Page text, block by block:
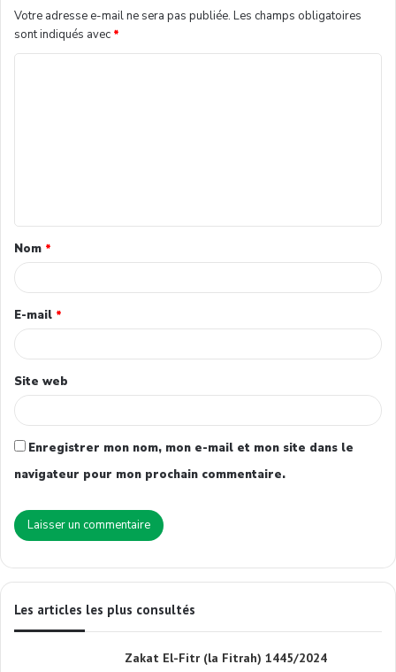
Votre adresse e-mail ne sera pas publiée. Les champs obligatoires
sont indiqués avec *
Nom *
E-mail *
Site web
Enregistrer mon nom, mon e-mail et mon site dans le
navigateur pour mon prochain commentaire.
Les articles les plus consultés
Zakat El-Fitr (la Fitrah) 1445/2024